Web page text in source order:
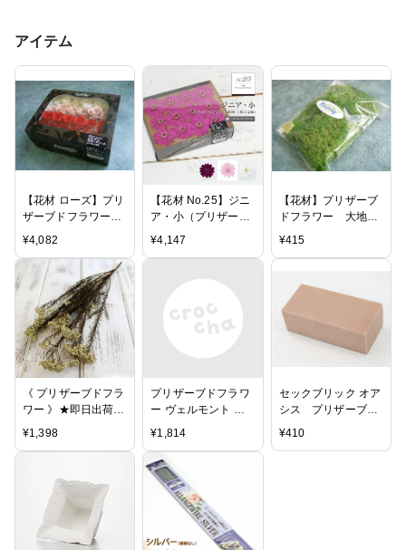
アイテム
【花材 ローズ】プリ
ザーブドフラワー
大地農園ローズビビ
アン・カラーアソー
ト1箱24輪入り レ
ッドミックス
¥4,082
【花材 No.25】ジニ
ア・小（プリザーブ
ドフラワー/大地農
園）箱売り【ハーバ
ンジメント/リース/
サシェ/フローラルワ
ックス/キャンドル/
メディスンボトル/ア
ロマワックスに】
¥4,147
【花材】プリザーブ
ドフラワー 大地農
園アイスランドモス
¥415
《 プリザーブドフラ
ワー 》★即日出荷★
大地/オオチノウエン
(ソクジツ) ソフトラ
¥1,398
プリザーブドフラワ
ー ヴェルモント ア
ジサイ ピスタチオ【
部材 花材資材 材料
ハーバリウム 教室
黄緑色 ライトグリー
ン 】
¥1,814
セックブリック オア
シス プリザーブド
フラワー ドライフラ
¥410